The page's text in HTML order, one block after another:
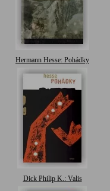
Hermann Hesse: Pohádky
Dick Philip K.: Valis